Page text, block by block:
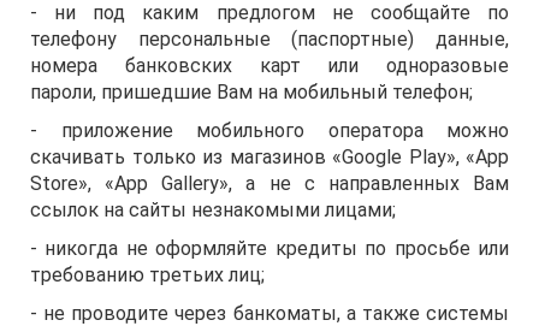
- ни под каким предлогом не сообщайте по
телефону персональные (паспортные) данные,
номера банковских карт или одноразовые
пароли, пришедшие Вам на мобильный телефон;
- приложение мобильного оператора можно
скачивать только из магазинов «Google Play», «App
Store», «App Gallery», а не с направленных Вам
ссылок на сайты незнакомыми лицами;
- никогда не оформляйте кредиты по просьбе или
требованию третьих лиц;
- не проводите через банкоматы, а также системы